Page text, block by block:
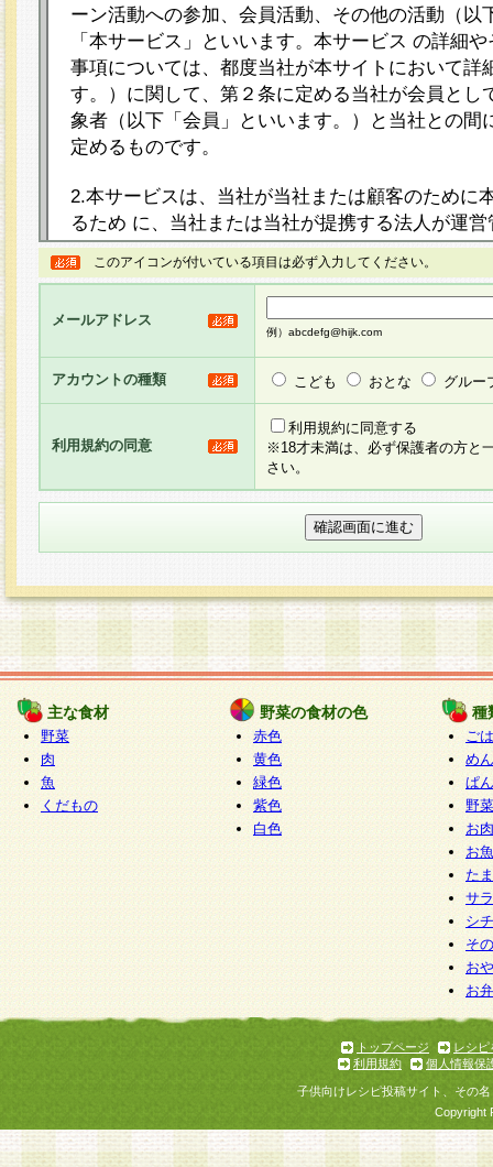
ーン活動への参加、会員活動、その他の活動（以
「本サービス」といいます。本サービス の詳細
事項については、都度当社が本サイトにおいて詳
す。）に関して、第２条に定める当社が会員とし
象者（以下「会員」といいます。）と当社との間
定めるものです。
2.本サービスは、当社が当社または顧客のために
るため に、当社または当社が提携する法人が運
ト（以下「本サイト」といいます。）上に本サー
ージを設け、会員がアンケー ト調査に回答する
し、その結果を当社が集計・分析その他の利用を
るものです。なお、本サービスは、それぞれの目
員に対して本サービスの依頼を行うこともあり、
た全ての会員に対して本サービスの依頼をすると
りま す。
3.当社は、会員の事前の承諾を得ることなく、当
方 法・手段にて、本規約を任意に制定、変更ま
きるものとします。改定後の本規約等は、本規約
に掲示したときに、その 他の諸規定については
てその効力を生じるものとします。
4.本規約は、会員登録希望者による会員登録手続
の当社による会員登録の承認が完了した時点で会
たものとみなされ、会員に対して適用されるもの
5.当社がお聞きする個人情報は、すべて会員登録
で提 供いただいたものと考えております。従っ
自らの個人情報の提供を希望されない場合には、
をお預かりいたしません が、提供されないこと
商品やサービス等をご利用いただけない場合があ
了承ください。
6.当社は、お客様から当社が保有している個人情
加・ 利用停止等を求められた場合には、ご本人
て確認できた場合に限り、法令に準拠して合理的
いただきます。なお、開示 請求等の請求先は個
ります。
1.会員とは、本規約等を承諾のうえ、当社所定の
了し、当社が承認した者、グループとします。な
が以下に該当する場合は会員登録をすることがで
このアイコンが付いている項目は必ず入力してください。
メールアドレス
例）abcdefg@hijk.com
アカウントの種類 こども おとな グルー
利用規約の同意
利用規約に同意する
※18才未満は、必ず保護者の方と
さい。
主な食材
野菜
肉
魚
くだもの
野菜の食材の色
赤色
黄色
緑色
紫色
白色
種
ご
めん
ぱん
野
お
お
た
サ
シ
そ
お
お
トップページ
レシピ
利用規約
個人情報保
子供向けレシピ投稿サイト、その
Copyright